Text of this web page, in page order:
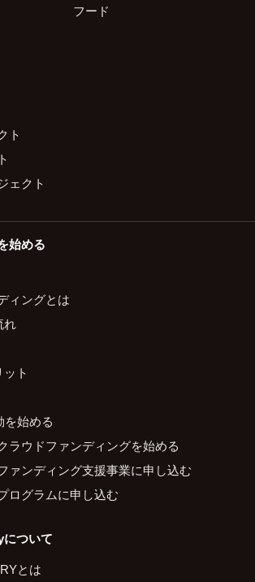
フード
ト
ェクト
始める
ィングとは
れ
ット
を始める
ラウドファンディングを始める
ァンディング支援事業に申し込む
ログラムに申し込む
ついて
とは